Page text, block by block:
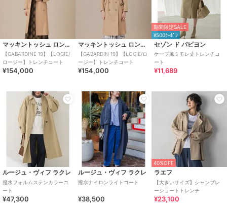
マッキントッシュ ロンドン
【GABARDINE 19】【LOGIE/
ロージー】トレンチコート
¥154,000
マッキントッシュ ロンドン
【GABARDIN 19】【LOGIE/ロ
ージー】トレンチコート
¥154,000
期間限定SALE
¥500ｸｰﾎﾟﾝ
セゾン ド パピヨン
ケープ風ミモレ丈トレンチコ
ート
¥11,689
ルージュ・ヴィフ ラクレ
撥水フォルムステンカラーコ
ート
¥47,300
ルージュ・ヴィフ ラクレ
撥水ナイロンライトコート
¥38,500
40%OFF
ラエフ
【大きいサイズ】シャンブレ
ーショートトレンチ
¥23,100